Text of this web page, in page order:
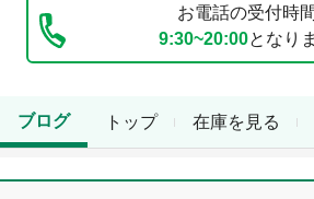
お電話の受付時
9:30~20:00となり
トップ 在庫を見る
ブログ